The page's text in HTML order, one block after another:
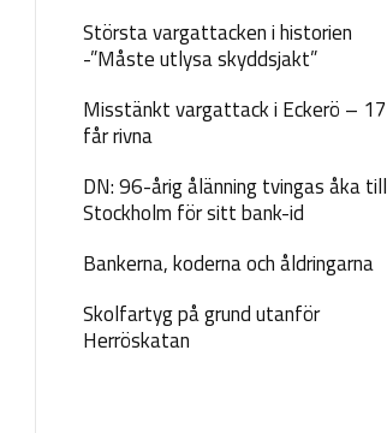
Största vargattacken i historien
-”Måste utlysa skyddsjakt”
Misstänkt vargattack i Eckerö – 17
får rivna
DN: 96-årig ålänning tvingas åka till
Stockholm för sitt bank-id
Bankerna, koderna och åldringarna
Skolfartyg på grund utanför
Herröskatan